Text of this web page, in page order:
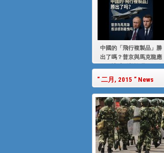
中國的「飛行複製品」勝
出了嗎？普京與馬克龍應
" 二月, 2015 " News